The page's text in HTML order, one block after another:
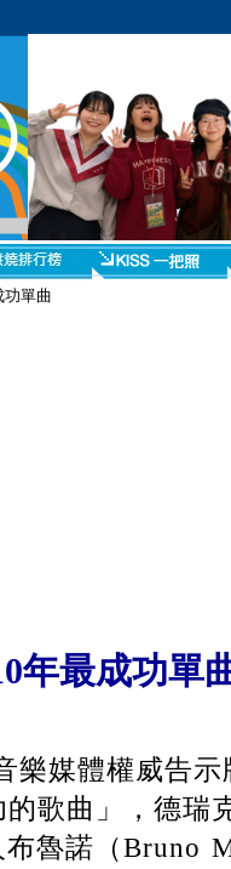
單曲
年最成功單
樂媒體權威告
的歌曲」，德瑞
布魯諾（Bruno